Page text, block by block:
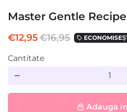
Master Gentle
€12,95€16,95 local_offer
Cantitate
remove
local_mall Adauga